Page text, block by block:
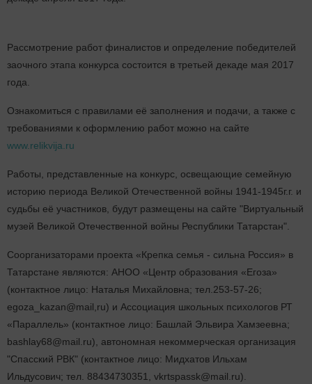
Рассмотрение работ финалистов и определение победителей
заочного этапа конкурса состоится в третьей декаде мая 2017
года.
Ознакомиться с правилами её заполнения и подачи, а также с
требованиями к оформлению работ можно на сайте
www.relikvija.ru
Работы, представленные на конкурс, освещающие семейную
историю периода Великой Отечественной войны 1941-1945г.г. и
судьбы её участников, будут размещены на сайте "Виртуальный
музей Великой Отечественной войны Республики Татарстан".
Cоорганизаторами проекта «Крепка семья - сильна Россия» в
Татарстане являются: АНОО «Центр образования «Егоза»
(контактное лицо: Наталья Михайловна; тел.253-57-26;
egoza_kazan@mail,ru) и Ассоциация школьных психологов РТ
«Параллель» (контактное лицо: Башлай Эльвира Хамзеевна;
bashlay68@mail.ru), автономная некоммерческая организация
"Спасский РВК" (контактное лицо: Мидхатов Ильхам
Ильдусович; тел. 88434730351, vkrtspassk@mail.ru).